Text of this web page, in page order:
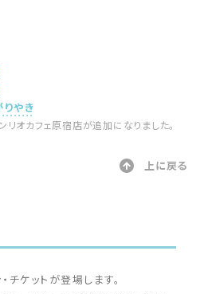
やき
オカフェ原宿店が追加になりました。
上に戻る
ケットが登場します。